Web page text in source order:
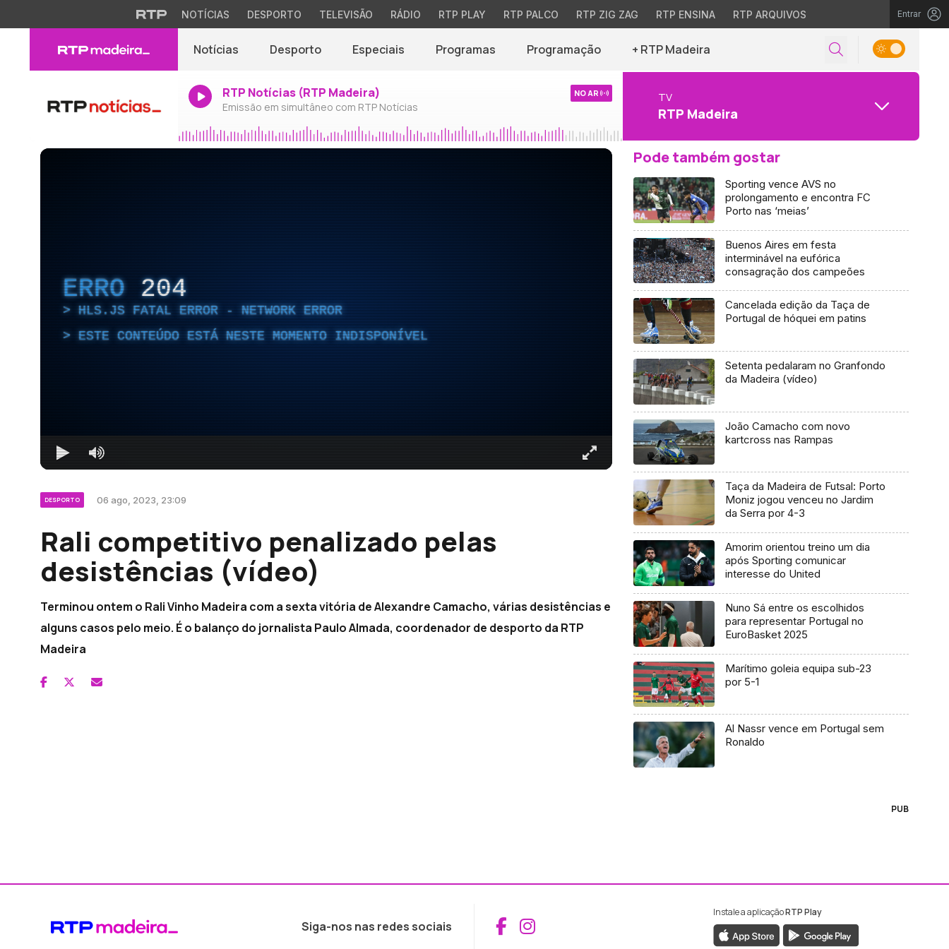
NOTÍCIAS DESPORTO TELEVISÃO RÁDIO RTP PLAY RTP PALCO RTP ZIG ZAG RTP ENSINA RTP ARQUIVOS Entrar
Notícias Desporto Especiais Programas Programação + RTP Madeira
RTP Notícias (RTP Madeira)
Emissão em simultâneo com RTP Notícias
NO AR TV
RTP Madeira
ERRO 204
HLS.JS FATAL ERROR - NETWORK ERROR
ESTE CONTEÚDO ESTÁ NESTE MOMENTO INDISPONÍVEL
DESPORTO 06 ago, 2023, 23:09
Rali competitivo penalizado pelas
desistências (vídeo)
Terminou ontem o Rali Vinho Madeira com a sexta vitória de Alexandre Camacho, várias desistências e
alguns casos pelo meio. É o balanço do jornalista Paulo Almada, coordenador de desporto da RTP
Madeira
Pode também gostar
Sporting vence AVS no
prolongamento e encontra FC
Porto nas ‘meias’
Buenos Aires em festa
interminável na eufórica
consagração dos campeões
Cancelada edição da Taça de
Portugal de hóquei em patins
Setenta pedalaram no Granfondo
da Madeira (vídeo)
João Camacho com novo
kartcross nas Rampas
Taça da Madeira de Futsal: Porto
Moniz jogou venceu no Jardim
da Serra por 4-3
Amorim orientou treino um dia
após Sporting comunicar
interesse do United
Nuno Sá entre os escolhidos
para representar Portugal no
EuroBasket 2025
Marítimo goleia equipa sub-23
por 5-1
Al Nassr vence em Portugal sem
Ronaldo
PUB
Siga-nos nas redes sociais Aceder ao Facebook da RTP Madeira
Aceder ao Instagram da RTP Madeira
Instale a aplicaçãoRTP Play